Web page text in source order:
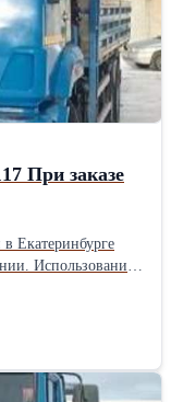
При заказе
Екатеринбурге
Использование
рамках
ряда бытовых
и
Мы
Эта
позволит